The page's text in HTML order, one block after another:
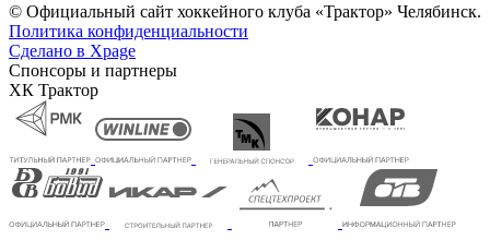
© Официальный сайт хоккейного клуба «Трактор» Челябинск.
Политика конфиденциальности
Сделано в Xpage
Спонсоры и партнеры
ХК Трактор